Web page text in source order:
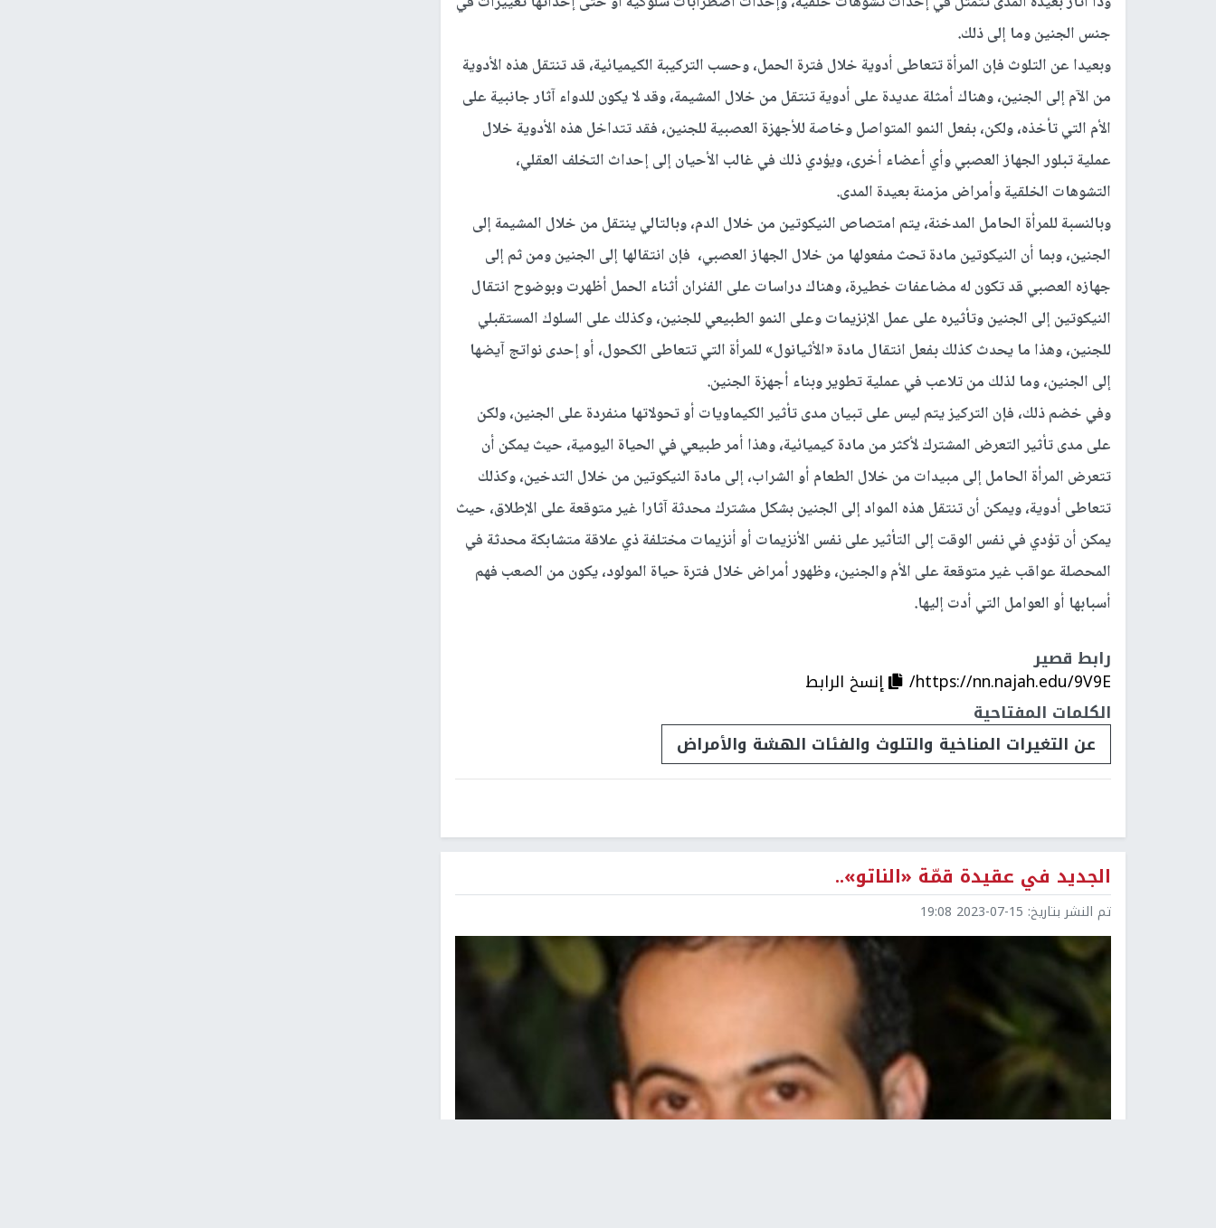
جنس الجنين وما إلى ذلك.
وبعيدا عن التلوث فإن المرأة تتعاطى أدوية خلال فترة الحمل، وحسب التركيبة الكيميائية، قد تنتقل هذه الأدوية
من الآم إلى الجنين، وهناك أمثلة عديدة على أدوية تنتقل من خلال المشيمة، وقد لا يكون للدواء آثار جانبية على
الأم التي تأخذه، ولكن، بفعل النمو المتواصل وخاصة للأجهزة العصبية للجنين، فقد تتداخل هذه الأدوية خلال
عملية تبلور الجهاز العصبي وأي أعضاء أخرى، ويؤدي ذلك في غالب الأحيان إلى إحداث التخلف العقلي،
التشوهات الخلقية وأمراض مزمنة بعيدة المدى.
وبالنسبة للمرأة الحامل المدخنة، يتم امتصاص النيكوتين من خلال الدم، وبالتالي ينتقل من خلال المشيمة إلى
الجنين، وبما أن النيكوتين مادة تحث مفعولها من خلال الجهاز العصبي، فإن انتقالها إلى الجنين ومن ثم إلى
جهازه العصبي قد تكون له مضاعفات خطيرة، وهناك دراسات على الفئران أثناء الحمل أظهرت وبوضوح انتقال
النيكوتين إلى الجنين وتأثيره على عمل الإنزيمات وعلى النمو الطبيعي للجنين، وكذلك على السلوك المستقبلي
للجنين، وهذا ما يحدث كذلك بفعل انتقال مادة «الأثيانول» للمرأة التي تتعاطى الكحول، أو إحدى نواتج آيضها
إلى الجنين، وما لذلك من تلاعب في عملية تطوير وبناء أجهزة الجنين.
وفي خضم ذلك، فإن التركيز يتم ليس على تبيان مدى تأثير الكيماويات أو تحولاتها منفردة على الجنين، ولكن
على مدى تأثير التعرض المشترك لأكثر من مادة كيميائية، وهذا أمر طبيعي في الحياة اليومية، حيث يمكن أن
تتعرض المرأة الحامل إلى مبيدات من خلال الطعام أو الشراب، إلى مادة النيكوتين من خلال التدخين، وكذلك
تتعاطى أدوية، ويمكن أن تنتقل هذه المواد إلى الجنين بشكل مشترك محدثة آثارا غير متوقعة على الإطلاق، حيث
يمكن أن تؤدي في نفس الوقت إلى التأثير على نفس الأنزيمات أو أنزيمات مختلفة ذي علاقة متشابكة محدثة في
المحصلة عواقب غير متوقعة على الأم والجنين، وظهور أمراض خلال فترة حياة المولود، يكون من الصعب فهم
أسبابها أو العوامل التي أدت إليها.
رابط قصير
https://nn.najah.edu/9V9E/
إنسخ الرابط
الكلمات المفتاحية
عن التغيرات المناخية والتلوث والفئات الهشة والأمراض
الجديد في عقيدة قمّة «الناتو»..
تم النشر بتاريخ: 2023-07-15 19:08